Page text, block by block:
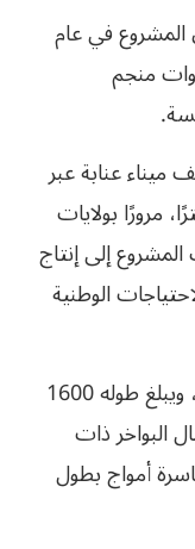
المشروع في عام
منجم
عنابة عبر
على 422 كيلومترًا، مرورًا بولايات
إلى إنتاج
الوطنية
ويمتد الرصيف على مساحة 82 هكتارًا، ويبلغ طوله 1600
البواخر ذات
أمواج بطول